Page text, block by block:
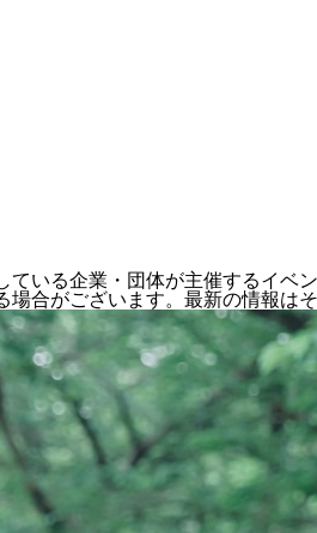
いる企業・団体が主催するイベ
合がございます。最新の情報は